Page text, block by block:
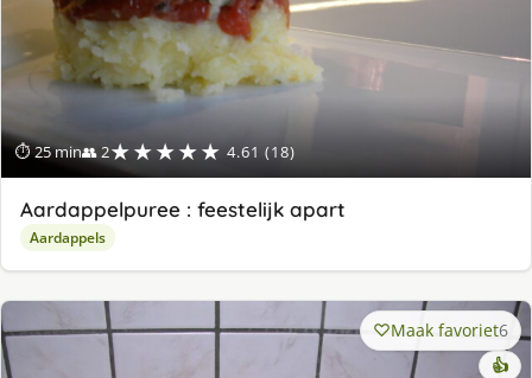
⏱ 25 min👥 2★★★★★ 4.61 (18)
Aardappelpuree : feestelijk apart
Aardappels
Maak favoriet6
👍